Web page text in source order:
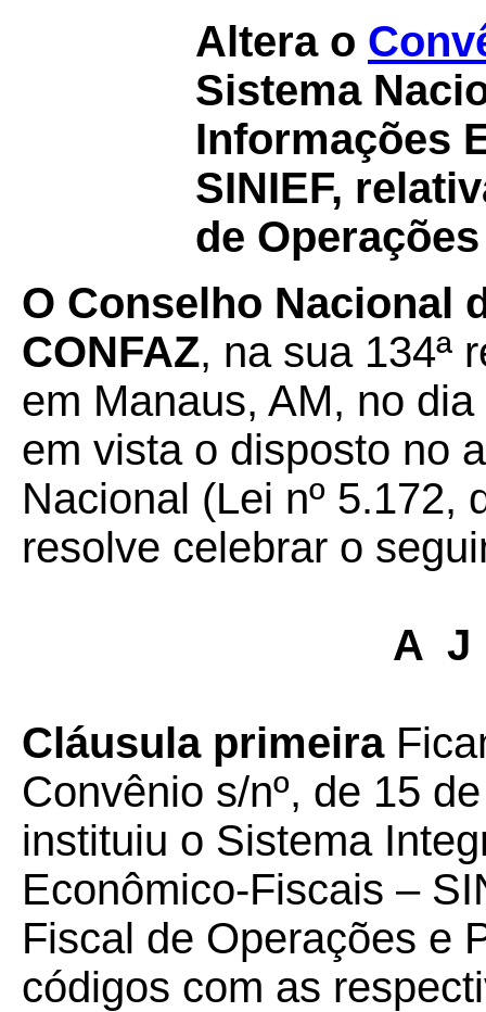
Altera o
Sistema
Informações
SINIEF,
de
O Conselho Nacional
CONFAZ, na sua 134ª
em Manaus, AM, no
em vista o disposto no
Nacional (Lei nº 5.172,
resolve celebrar o
A J
Cláusula primeira
Convênio s/nº, de 15
instituiu o Sistema
Econômico-Fiscais –
Fiscal de Operações e
códigos com as